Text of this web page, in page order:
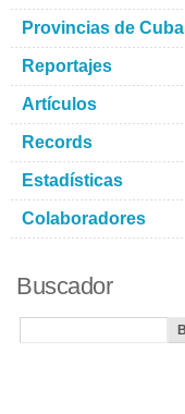
Provincias de Cuba
Reportajes
Artículos
Records
Estadísticas
Colaboradores
Buscador